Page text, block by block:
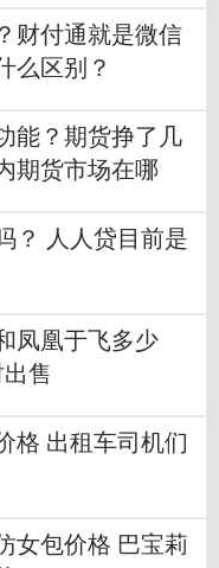
财付通就是微信
么区别？
能？期货挣了几
期货市场在哪
？ 人人贷目前是
凤凰于飞多少
售
格 出租车司机们
女包价格 巴宝莉